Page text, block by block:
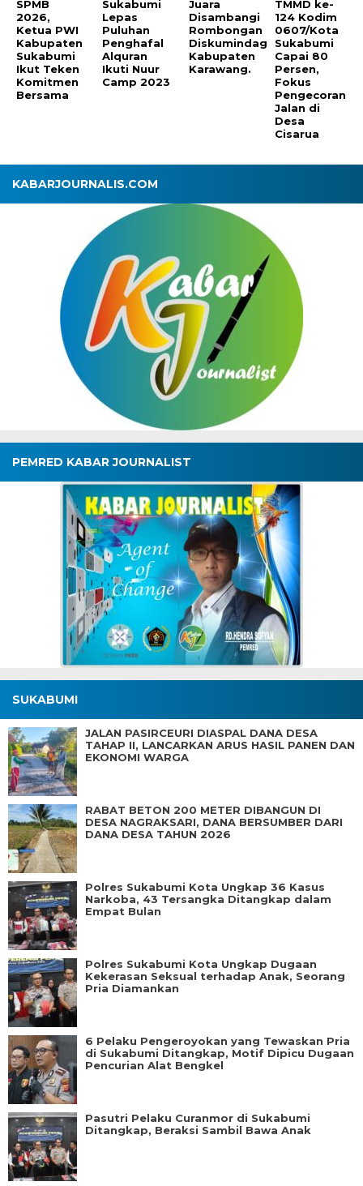
SPMB
2026,
Ketua PWI
Kabupaten
Sukabumi
Ikut Teken
Komitmen
Bersama
Sukabumi
Lepas
Puluhan
Penghafal
Alquran
Ikuti Nuur
Camp 2023
Juara
Disambangi
Rombongan
Diskumindag
Kabupaten
Karawang.
TMMD ke-
124 Kodim
0607/Kota
Sukabumi
Capai 80
Persen,
Fokus
Pengecoran
Jalan di
Desa
Cisarua
KABARJOURNALIS.COM
PEMRED KABAR JOURNALIST
SUKABUMI
JALAN PASIRCEURI DIASPAL DANA DESA
TAHAP II, LANCARKAN ARUS HASIL PANEN DAN
EKONOMI WARGA
RABAT BETON 200 METER DIBANGUN DI
DESA NAGRAKSARI, DANA BERSUMBER DARI
DANA DESA TAHUN 2026
Polres Sukabumi Kota Ungkap 36 Kasus
Narkoba, 43 Tersangka Ditangkap dalam
Empat Bulan
Polres Sukabumi Kota Ungkap Dugaan
Kekerasan Seksual terhadap Anak, Seorang
Pria Diamankan
6 Pelaku Pengeroyokan yang Tewaskan Pria
di Sukabumi Ditangkap, Motif Dipicu Dugaan
Pencurian Alat Bengkel
Pasutri Pelaku Curanmor di Sukabumi
Ditangkap, Beraksi Sambil Bawa Anak